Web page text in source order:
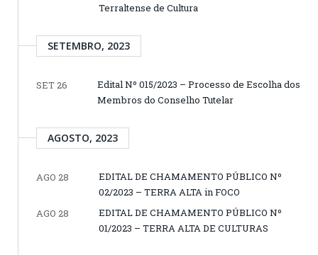
Terraltense de Cultura
SETEMBRO, 2023
SET 26
Edital Nº 015/2023 – Processo de Escolha dos
Membros do Conselho Tutelar
AGOSTO, 2023
AGO 28
EDITAL DE CHAMAMENTO PÚBLICO Nº
02/2023 – TERRA ALTA in FOCO
AGO 28
EDITAL DE CHAMAMENTO PÚBLICO Nº
01/2023 – TERRA ALTA DE CULTURAS